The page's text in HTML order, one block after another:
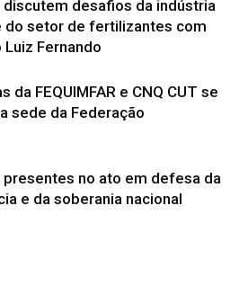
discutem desafios da indústria
do setor de fertilizantes com
Fernando
da FEQUIMFAR e CNQ CUT se
sede da Federação
presentes no ato em defesa da
e da soberania nacional